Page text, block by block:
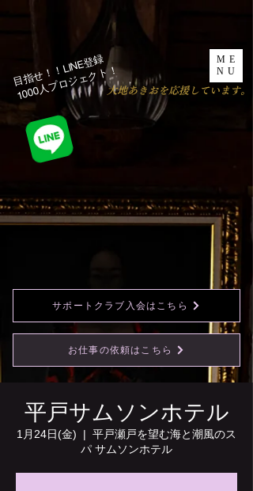
ME
NU
​大地あきおを応援しています。
目指せ！！LINE登録
1000人プロジェクト！​
お仕事の依頼はこちら
サポートクラブ入会はこちら
平戸サムソンホテル
1月24日(金)
  |
平戸瀬戸を望む海と潮風のス
パ サムソンホテル